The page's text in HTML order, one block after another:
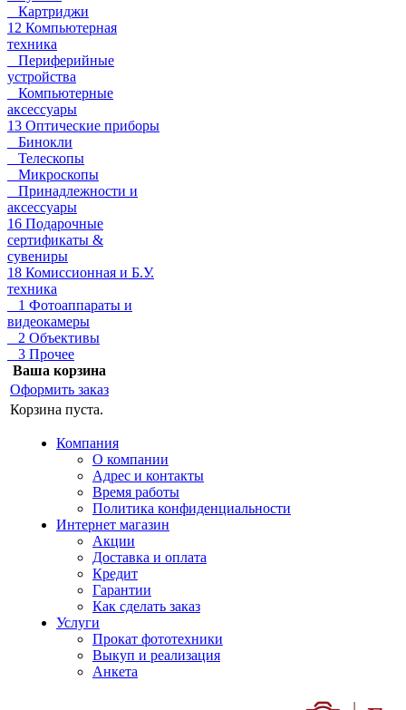
Картриджи
12 Компьютерная
техника
Периферийные
устройства
Компьютерные
аксессуары
13 Оптические приборы
Бинокли
Телескопы
Микроскопы
Принадлежности и
аксессуары
16 Подарочные
сертификаты &
сувениры
18 Комиссионная и Б.У.
техника
1 Фотоаппараты и
видеокамеры
2 Объективы
3 Прочее
Ваша корзина
Оформить заказ
Корзина пуста.
Компания
О компании
Адрес и контакты
Время работы
Политика конфиденциальности
Интернет магазин
Акции
Доставка и оплата
Кредит
Гарантии
Как сделать заказ
Услуги
Прокат фототехники
Выкуп и реализация
Анкета